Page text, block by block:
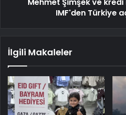
Mehmet Şimşek ve kredi
IMF'den Türkiye
İlgili Makaleler